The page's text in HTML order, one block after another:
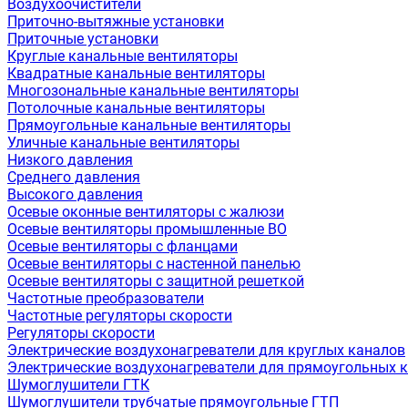
Воздухоочистители
Приточно-вытяжные установки
Приточные установки
Круглые канальные вентиляторы
Квадратные канальные вентиляторы
Многозональные канальные вентиляторы
Потолочные канальные вентиляторы
Прямоугольные канальные вентиляторы
Уличные канальные вентиляторы
Низкого давления
Среднего давления
Высокого давления
Осевые оконные вентиляторы с жалюзи
Осевые вентиляторы промышленные ВО
Осевые вентиляторы с фланцами
Осевые вентиляторы с настенной панелью
Осевые вентиляторы с защитной решеткой
Частотные преобразователи
Частотные регуляторы скорости
Регуляторы скорости
Электрические воздухонагреватели для круглых каналов
Электрические воздухонагреватели для прямоугольных
Шумоглушители ГТК
Шумоглушители трубчатые прямоугольные ГТП